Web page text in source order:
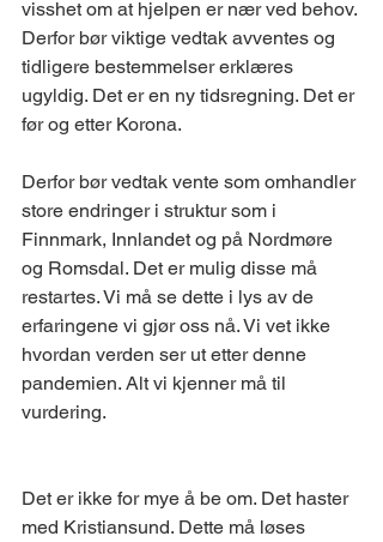
visshet om at hjelpen er nær ved behov.
Derfor bør viktige vedtak avventes og
tidligere bestemmelser erklæres
ugyldig. Det er en ny tidsregning. Det er
før og etter Korona.
Derfor bør vedtak vente som omhandler
store endringer i struktur som i
Finnmark, Innlandet og på Nordmøre
og Romsdal. Det er mulig disse må
restartes. Vi må se dette i lys av de
erfaringene vi gjør oss nå. Vi vet ikke
hvordan verden ser ut etter denne
pandemien. Alt vi kjenner må til
vurdering.
Det er ikke for mye å be om. Det haster
med Kristiansund. Dette må løses